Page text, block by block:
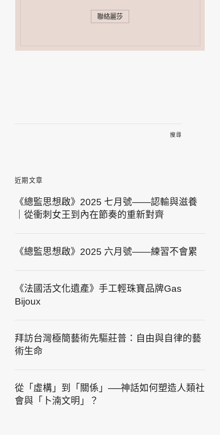
聯絡麗莎
近期文章
《總監思想啟》2025 七月號——認輸與滋養
｜從衝刺女王到內在節奏的重新對齊
《總監思想啟》2025 六月號——練習不會累
《法國活文化遺產》手工輕珠寶品牌Gas
Bijoux
拜訪台灣極簡藝術先驅莊普：自由與自律的藝
術生命
從「虛構」到「關係」──神話如何塑造人類社
會與「卜湳文明」？